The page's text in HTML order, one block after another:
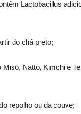
Lactobacillus
do chá preto;
Natto, Kimchi e
repolho ou da couve;